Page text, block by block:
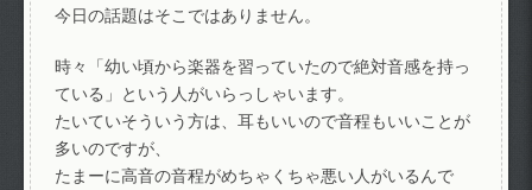
今日の話題はそこではありません。
時々「幼い頃から楽器を習っていたので絶対音感を持っ
ている」という人がいらっしゃいます。
たいていそういう方は、耳もいいので音程もいいことが
多いのですが、
たまーに高音の音程がめちゃくちゃ悪い人がいるんで